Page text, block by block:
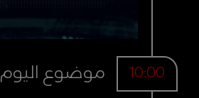
10:00 موضوع اليوم